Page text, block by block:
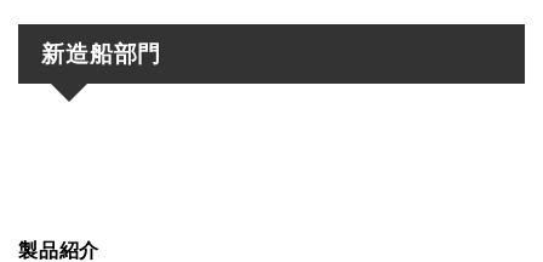
新造船部門
製品紹介